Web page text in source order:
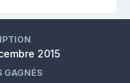
2015
GAGNÉS